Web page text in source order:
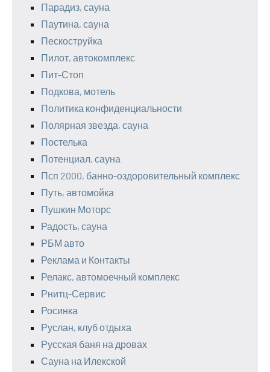
Парадиз, сауна
Паутина, сауна
Пескоструйка
Пилот, автокомплекс
Пит-Стоп
Подкова, мотель
Политика конфиденциальности
Полярная звезда, сауна
Постелька
Потенциал, сауна
Псп 2000, банно-оздоровительный комплекс
Путь, автомойка
Пушкин Моторс
Радость, сауна
РБМ авто
Реклама и Контакты
Релакс, автомоечный комплекс
Рнитц-Сервис
Росинка
Руслан, клуб отдыха
Русская баня на дровах
Сауна на Илекской